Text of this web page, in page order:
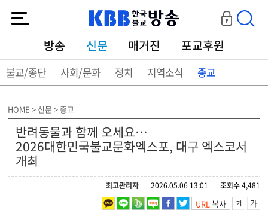
방송 신문 매거진 포교후원
불교/종단 사회/문화 정치 지역소식 종교
HOME > 신문 > 종교
반려동물과 함께 오세요…
2026대한민국불교문화엑스포, 대구 엑스코서
개최
조회수 4,481
2026.05.06 13:01
최고관리자
URL복사